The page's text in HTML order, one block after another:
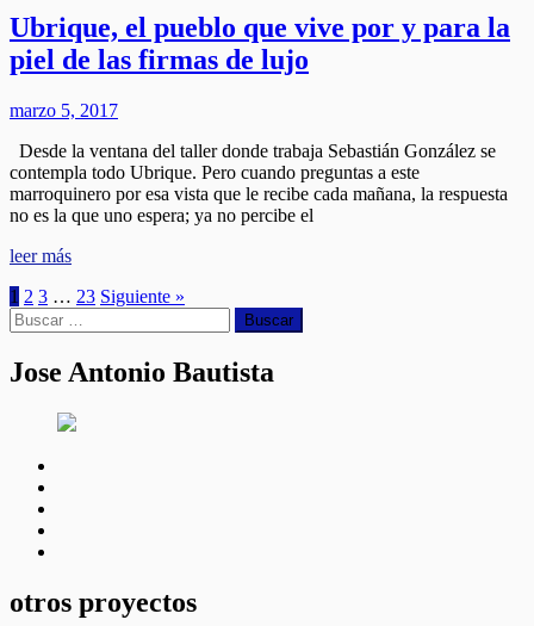
Ubrique, el pueblo que vive por y para la
piel de las firmas de lujo
marzo 5, 2017
Desde la ventana del taller donde trabaja Sebastián González se
contempla todo Ubrique. Pero cuando preguntas a este
marroquinero por esa vista que le recibe cada mañana, la respuesta
no es la que uno espera; ya no percibe el
leer más
1 2 3 … 23 Siguiente »
Buscar:
Jose Antonio Bautista
otros proyectos